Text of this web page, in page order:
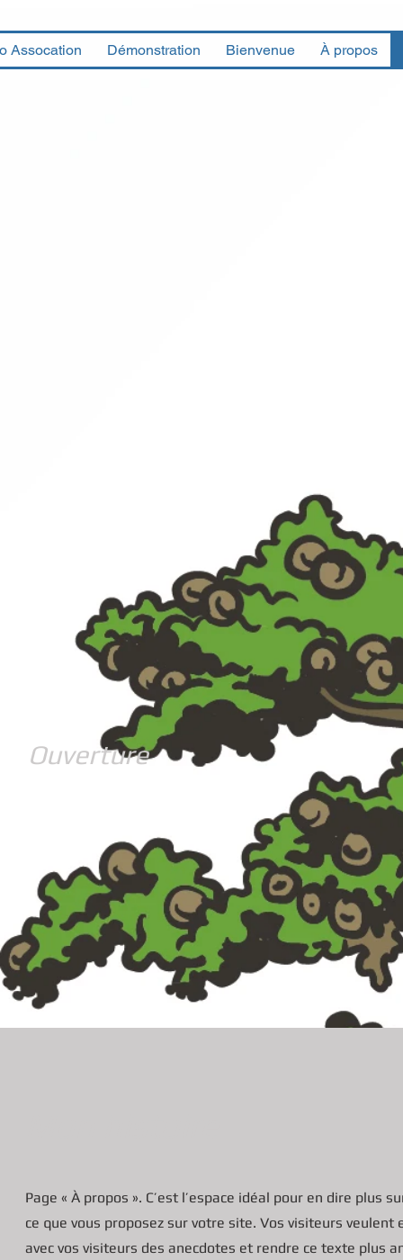
Assocation Démonstration Bienvenue À propos
Ouverture
Page « À propos ». C’est l’espace idéal pour en dire plus
ce que vous proposez sur votre site. Vos visiteurs
avec vos visiteurs des anecdotes et rendre ce texte plus